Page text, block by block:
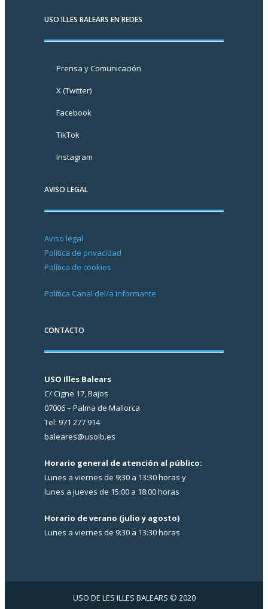
USO ILLES BALEARS EN REDES
Prensa y Comunicación
X (Twitter)
Facebook
TikTok
Instagram
AVISO LEGAL
Aviso legal
Política de privacidad
Política de cookies
Política Canal del/a Informante
CONTACTO
USO Illes Balears
C/ Cigne 17, Bajos
07006 – Palma de Mallorca
Tel: 971 277 914
baleares@usoib.es
Horario general de atención al público:
Lunes a viernes de 9:30 a 13:30 horas y
lunes a jueves de 15:00 a 18:00 horas
Horario de verano (julio y agosto)
Lunes a viernes de 9:30 a 13:30 horas
USO DE LES ILLES BALEARS © 2020